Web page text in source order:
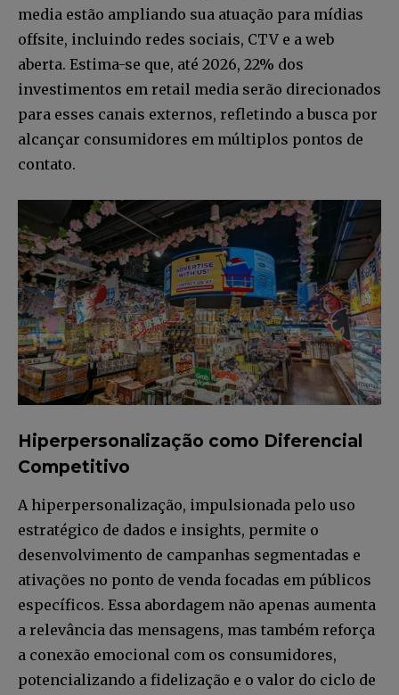
media estão ampliando sua atuação para mídias
offsite, incluindo redes sociais, CTV e a web
aberta. Estima-se que, até 2026, 22% dos
investimentos em retail media serão direcionados
para esses canais externos, refletindo a busca por
alcançar consumidores em múltiplos pontos de
contato. ​
Hiperpersonalização como Diferencial
Competitivo
A hiperpersonalização, impulsionada pelo uso
estratégico de dados e insights, permite o
desenvolvimento de campanhas segmentadas e
ativações no ponto de venda focadas em públicos
específicos. Essa abordagem não apenas aumenta
a relevância das mensagens, mas também reforça
a conexão emocional com os consumidores,
potencializando a fidelização e o valor do ciclo de